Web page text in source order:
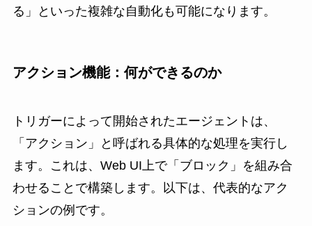
る」といった複雑な自動化も可能になります。
アクション機能：何ができるのか
トリガーによって開始されたエージェントは、
「アクション」と呼ばれる具体的な処理を実行し
ます。これは、Web UI上で「ブロック」を組み合
わせることで構築します。以下は、代表的なアク
ションの例です。